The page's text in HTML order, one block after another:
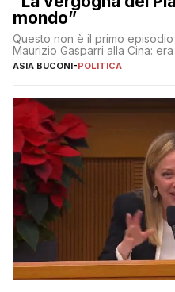
mondo”
Questo non è il primo
Maurizio Gasparri alla Cina:
ASIA BUCONI-POLITICA